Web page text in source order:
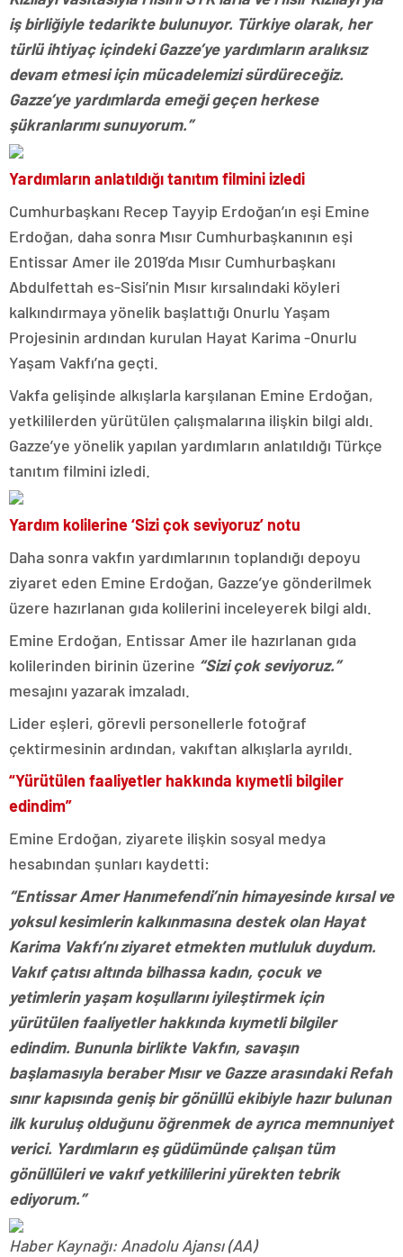
iş birliğiyle tedarikte bulunuyor. Türkiye olarak, her
türlü ihtiyaç içindeki Gazze’ye yardımların aralıksız
devam etmesi için mücadelemizi sürdüreceğiz.
Gazze’ye yardımlarda emeği geçen herkese
şükranlarımı sunuyorum.”
Yardımların anlatıldığı tanıtım filmini izledi
Cumhurbaşkanı Recep Tayyip Erdoğan’ın eşi Emine
Erdoğan, daha sonra Mısır Cumhurbaşkanının eşi
Entissar Amer ile 2019’da Mısır Cumhurbaşkanı
Abdulfettah es-Sisi’nin Mısır kırsalındaki köyleri
kalkındırmaya yönelik başlattığı Onurlu Yaşam
Projesinin ardından kurulan Hayat Karima -Onurlu
Yaşam Vakfı’na geçti.
Vakfa gelişinde alkışlarla karşılanan Emine Erdoğan,
yetkililerden yürütülen çalışmalarına ilişkin bilgi aldı.
Gazze’ye yönelik yapılan yardımların anlatıldığı Türkçe
tanıtım filmini izledi.
Yardım kolilerine ‘Sizi çok seviyoruz’ notu
Daha sonra vakfın yardımlarının toplandığı depoyu
ziyaret eden Emine Erdoğan, Gazze’ye gönderilmek
üzere hazırlanan gıda kolilerini inceleyerek bilgi aldı.
Emine Erdoğan, Entissar Amer ile hazırlanan gıda
kolilerinden birinin üzerine “Sizi çok seviyoruz.”
mesajını yazarak imzaladı.
Lider eşleri, görevli personellerle fotoğraf
çektirmesinin ardından, vakıftan alkışlarla ayrıldı.
“Yürütülen faaliyetler hakkında kıymetli bilgiler
edindim”
Emine Erdoğan, ziyarete ilişkin sosyal medya
hesabından şunları kaydetti:
“Entissar Amer Hanımefendi’nin himayesinde kırsal ve
yoksul kesimlerin kalkınmasına destek olan Hayat
Karima Vakfı’nı ziyaret etmekten mutluluk duydum.
Vakıf çatısı altında bilhassa kadın, çocuk ve
yetimlerin yaşam koşullarını iyileştirmek için
yürütülen faaliyetler hakkında kıymetli bilgiler
edindim. Bununla birlikte Vakfın, savaşın
başlamasıyla beraber Mısır ve Gazze arasındaki Refah
sınır kapısında geniş bir gönüllü ekibiyle hazır bulunan
ilk kuruluş olduğunu öğrenmek de ayrıca memnuniyet
verici. Yardımların eş güdümünde çalışan tüm
gönüllüleri ve vakıf yetkililerini yürekten tebrik
ediyorum.”
Haber Kaynağı: Anadolu Ajansı (AA)